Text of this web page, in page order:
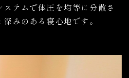
テムで体圧を均等に分散さ
みのある寝心地です。